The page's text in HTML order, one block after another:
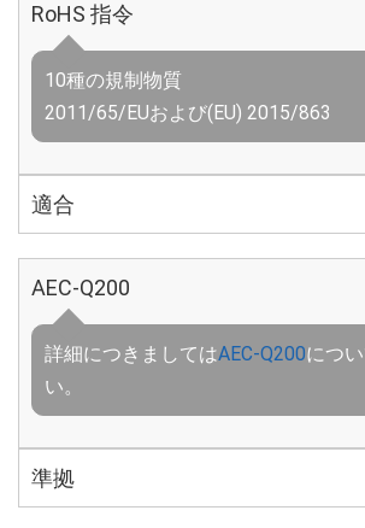
RoHS 指令
10種の規制物質
2011/65/EUおよび(EU) 2015/863
適合
AEC-Q200
詳細につきましてはAEC-Q200につ
い。
準拠